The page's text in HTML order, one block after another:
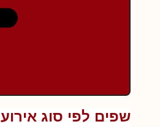
שפים לפי סוג אירוע